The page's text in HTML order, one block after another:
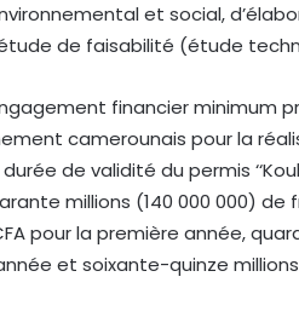
et social,
de faisabilité (étude
financier minimum
camerounais pour la
de validité du permis
millions (140 000 000) de
pour la première année,
et soixante-quinze